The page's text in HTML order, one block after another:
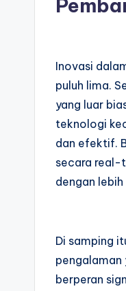
Inovasi
puluh lima.
yang luar
teknologi
dan efektif.
secara real-
dengan
Di samping
pengalaman
berperan